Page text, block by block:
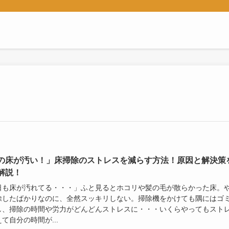
床が汚い！」床掃除のストレスを減らす方法！原因と解決策
説！
も床が汚れてる・・・」ふと見るとホコリや髪の毛が散らかった床。
したばかりなのに、全然スッキリしない。掃除機をかけても隅にはゴ
、掃除の時間や労力がどんどんストレスに・・・いくらやってもスト
自分の時間が...